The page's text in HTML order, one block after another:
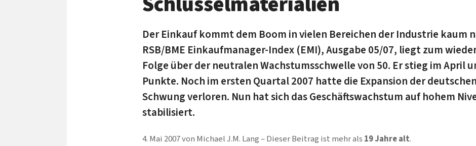
Der Einkauf kommt dem Boom in vielen Bereichen der Industrie kaum
RSB/BME Einkaufmanager-Index (EMI), Ausgabe 05/07, liegt zum
Folge über der neutralen Wachstumsschwelle von 50. Er stieg im April
Punkte. Noch im ersten Quartal 2007 hatte die Expansion der
Schwung verloren. Nun hat sich das Geschäftswachstum auf hohem
stabilisiert.
4. Mai 2007von Michael J.M. Lang Dieser Beitrag ist mehr als 19 Jahre alt.